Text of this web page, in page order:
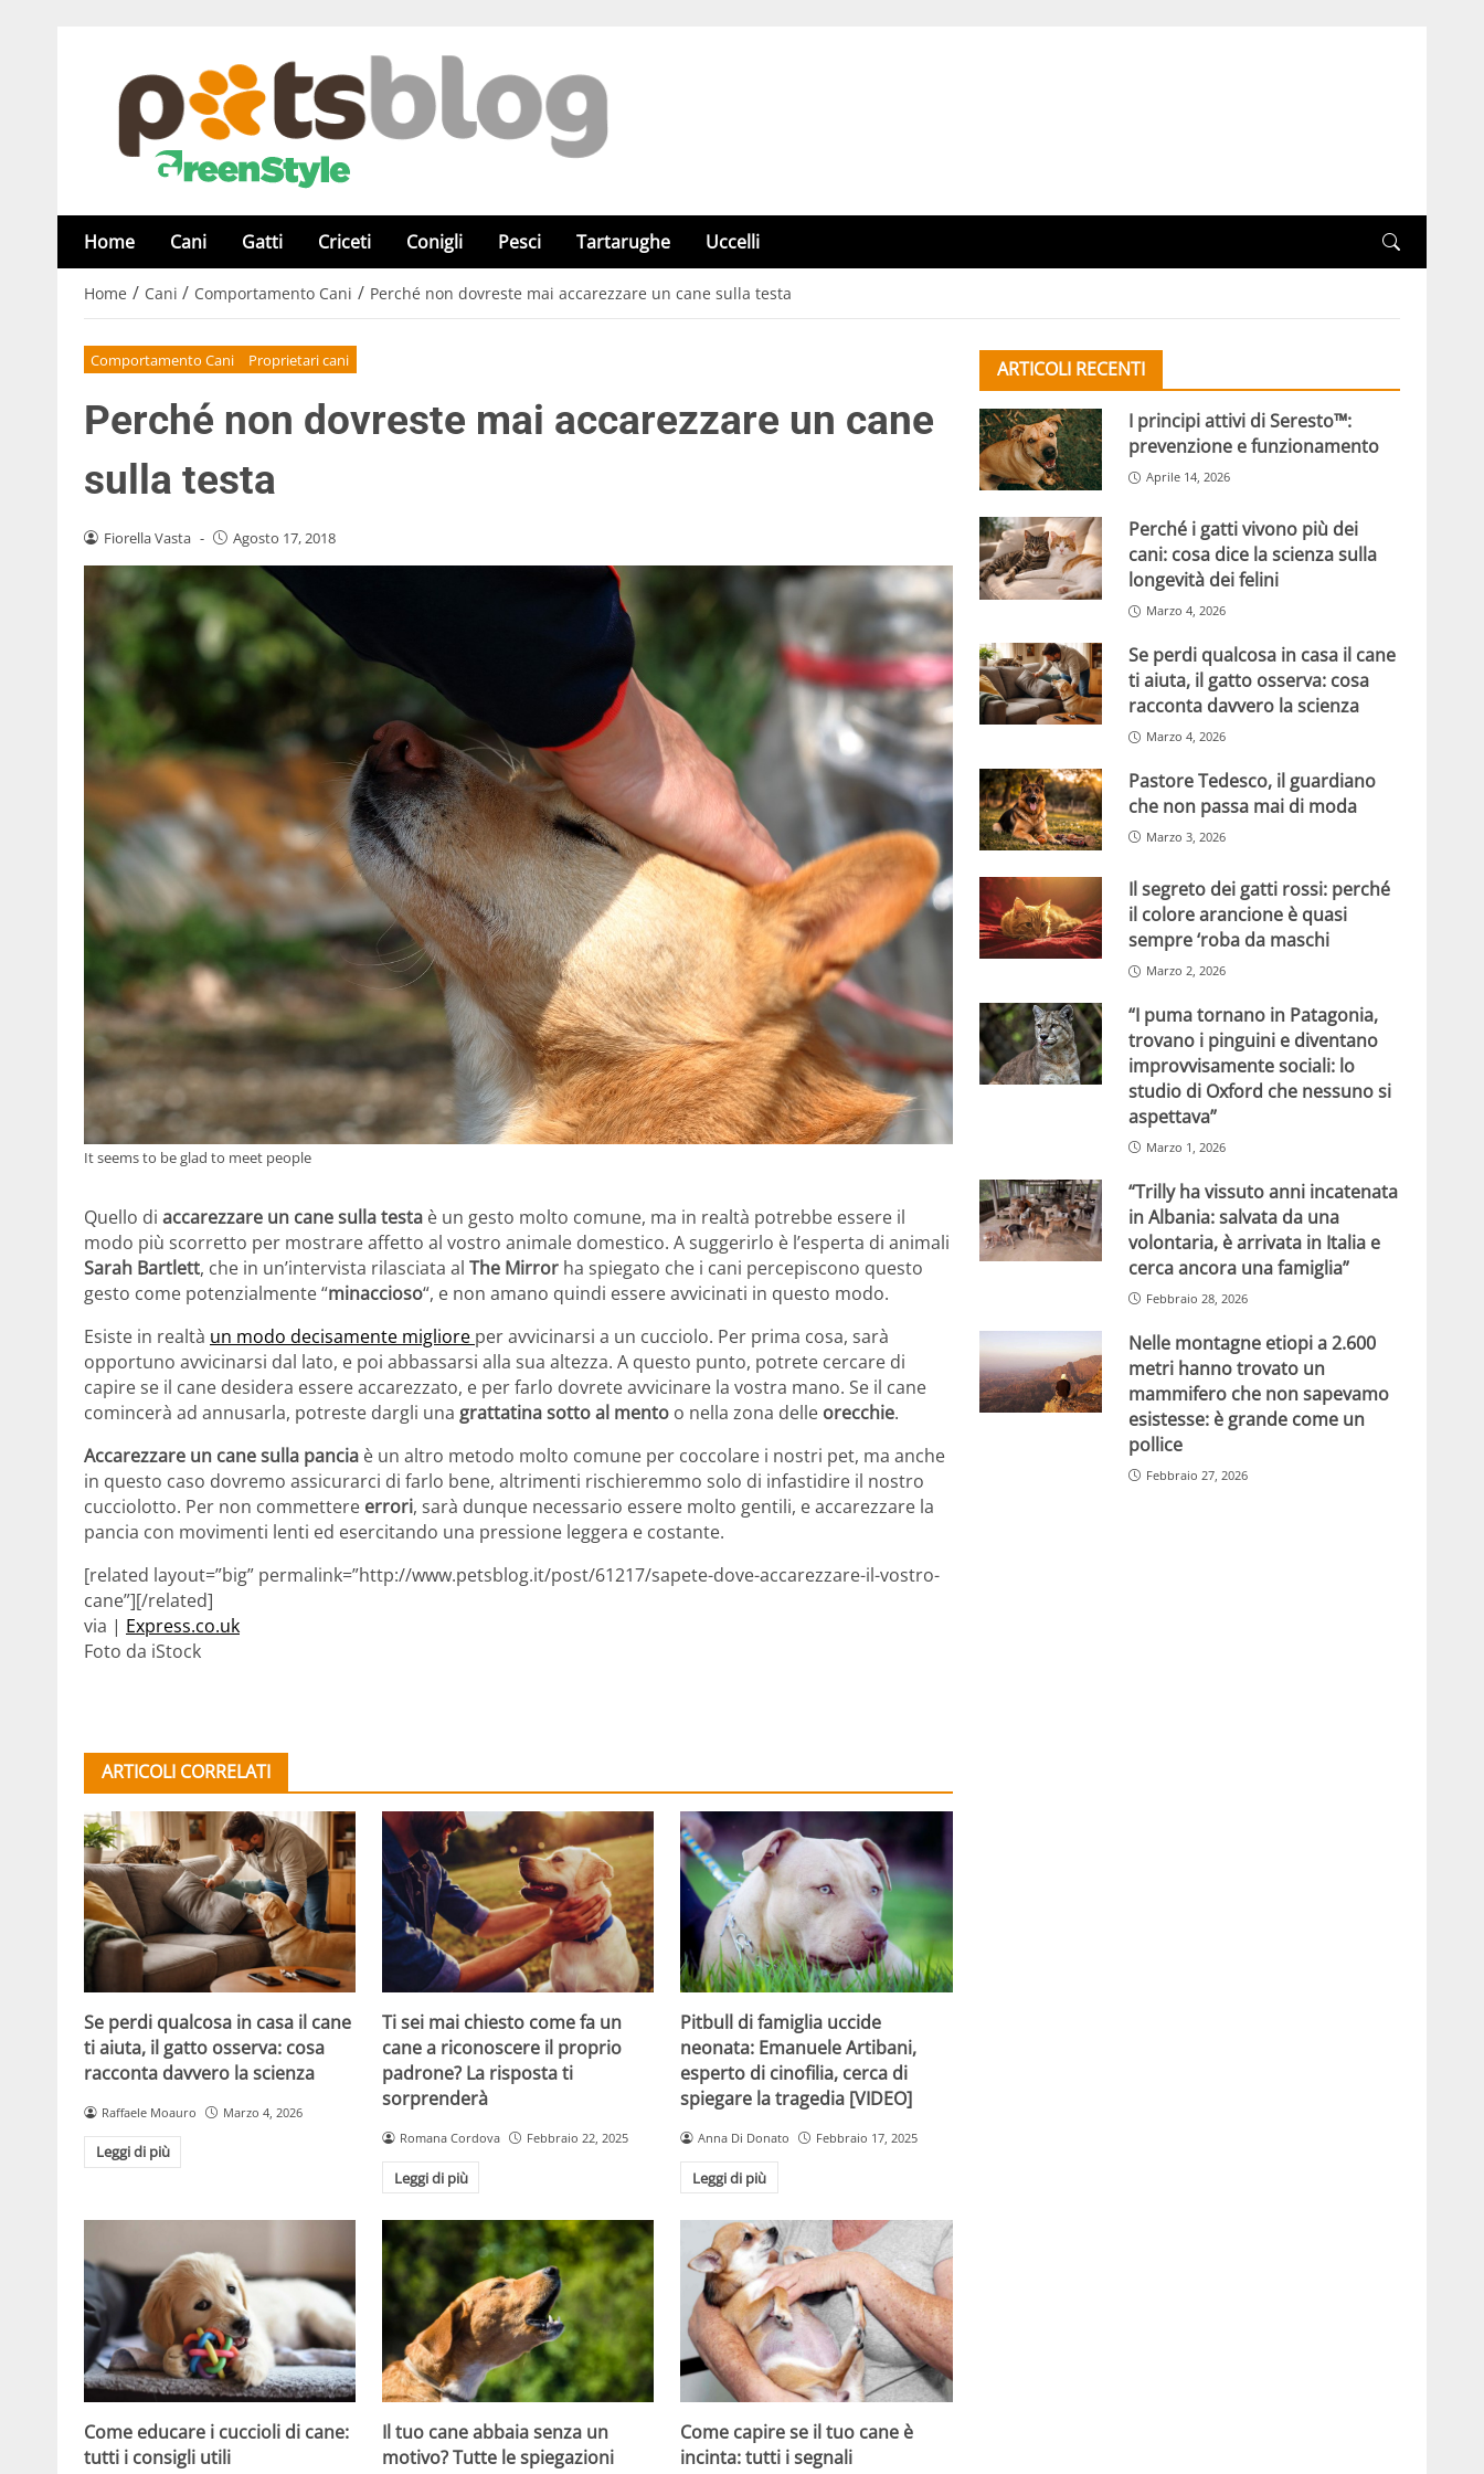
Home Cani Gatti Criceti Conigli Pesci Tartarughe Uccelli
Home / Cani / Comportamento Cani / Perché non dovreste mai accarezzare un cane sulla testa
Comportamento Cani Proprietari cani
Perché non dovreste mai accarezzare un cane
sulla testa
Fiorella Vasta - Agosto 17, 2018
It seems to be glad to meet people
Quello di accarezzare un cane sulla testa è un gesto molto comune, ma in realtà potrebbe essere il
modo più scorretto per mostrare affetto al vostro animale domestico. A suggerirlo è l’esperta di animali
Sarah Bartlett, che in un’intervista rilasciata al The Mirror ha spiegato che i cani percepiscono questo
gesto come potenzialmente “minaccioso“, e non amano quindi essere avvicinati in questo modo.
Esiste in realtà un modo decisamente migliore per avvicinarsi a un cucciolo. Per prima cosa, sarà
opportuno avvicinarsi dal lato, e poi abbassarsi alla sua altezza. A questo punto, potrete cercare di
capire se il cane desidera essere accarezzato, e per farlo dovrete avvicinare la vostra mano. Se il cane
comincerà ad annusarla, potreste dargli una grattatina sotto al mento o nella zona delle orecchie.
Accarezzare un cane sulla pancia è un altro metodo molto comune per coccolare i nostri pet, ma anche
in questo caso dovremo assicurarci di farlo bene, altrimenti rischieremmo solo di infastidire il nostro
cucciolotto. Per non commettere errori, sarà dunque necessario essere molto gentili, e accarezzare la
pancia con movimenti lenti ed esercitando una pressione leggera e costante.
[related layout=”big” permalink=”http://www.petsblog.it/post/61217/sapete-dove-accarezzare-il-vostro-
cane”][/related]
via | Express.co.uk
Foto da iStock
ARTICOLI CORRELATI
Se perdi qualcosa in casa il cane
ti aiuta, il gatto osserva: cosa
racconta davvero la scienza
Raffaele Moauro Marzo 4, 2026
Leggi di più
Ti sei mai chiesto come fa un
cane a riconoscere il proprio
padrone? La risposta ti
sorprenderà
Romana Cordova Febbraio 22, 2025
Leggi di più
Pitbull di famiglia uccide
neonata: Emanuele Artibani,
esperto di cinofilia, cerca di
spiegare la tragedia [VIDEO]
Anna Di Donato Febbraio 17, 2025
Leggi di più
Come educare i cuccioli di cane:
tutti i consigli utili
Il tuo cane abbaia senza un
motivo? Tutte le spiegazioni
Come capire se il tuo cane è
incinta: tutti i segnali
ARTICOLI RECENTI
I principi attivi di Seresto™:
prevenzione e funzionamento
Aprile 14, 2026
Perché i gatti vivono più dei
cani: cosa dice la scienza sulla
longevità dei felini
Marzo 4, 2026
Se perdi qualcosa in casa il cane
ti aiuta, il gatto osserva: cosa
racconta davvero la scienza
Marzo 4, 2026
Pastore Tedesco, il guardiano
che non passa mai di moda
Marzo 3, 2026
Il segreto dei gatti rossi: perché
il colore arancione è quasi
sempre ‘roba da maschi
Marzo 2, 2026
“I puma tornano in Patagonia,
trovano i pinguini e diventano
improvvisamente sociali: lo
studio di Oxford che nessuno si
aspettava”
Marzo 1, 2026
“Trilly ha vissuto anni incatenata
in Albania: salvata da una
volontaria, è arrivata in Italia e
cerca ancora una famiglia”
Febbraio 28, 2026
Nelle montagne etiopi a 2.600
metri hanno trovato un
mammifero che non sapevamo
esistesse: è grande come un
pollice
Febbraio 27, 2026